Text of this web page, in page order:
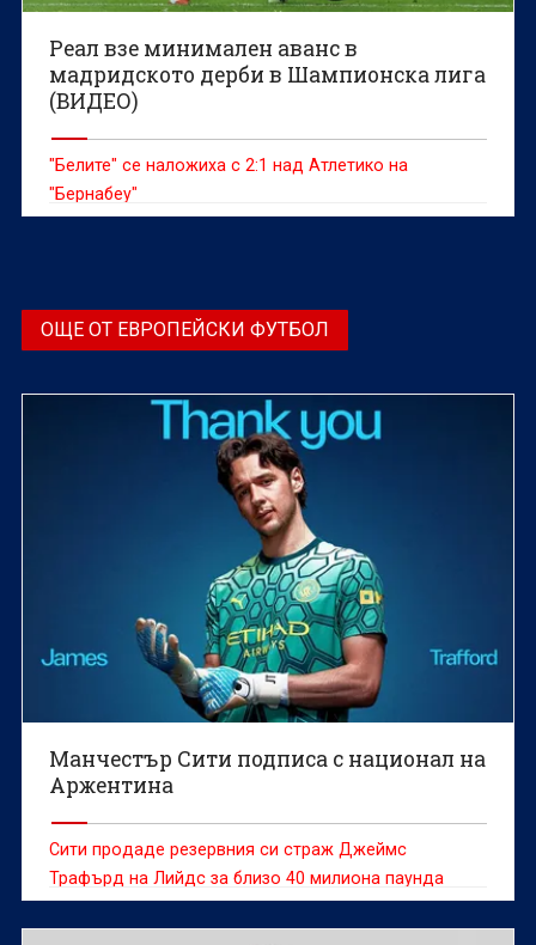
Реал взе минимален аванс в
мадридското дерби в Шампионска лига
(ВИДЕО)
"Белите" се наложиха с 2:1 над Атлетико на
"Бернабеу"
ОЩЕ ОТ ЕВРОПЕЙСКИ ФУТБОЛ
Манчестър Сити подписа с национал на
Аржентина
Сити продаде резервния си страж Джеймс
Трафърд на Лийдс за близо 40 милиона паунда